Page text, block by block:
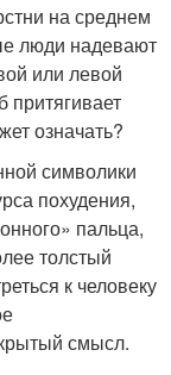
на среднем
люди надевают
или левой
притягивает
означать?
символики
похудения,
пальца,
толстый
к человеку
смысл.